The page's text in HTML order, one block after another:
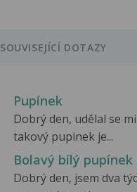
SOUVISEJÍCÍ DOTAZY
Pupínek
Dobrý den, udělal se
takový pupinek je...
Bolavý bílý pupínek
Dobrý den, jsem dva